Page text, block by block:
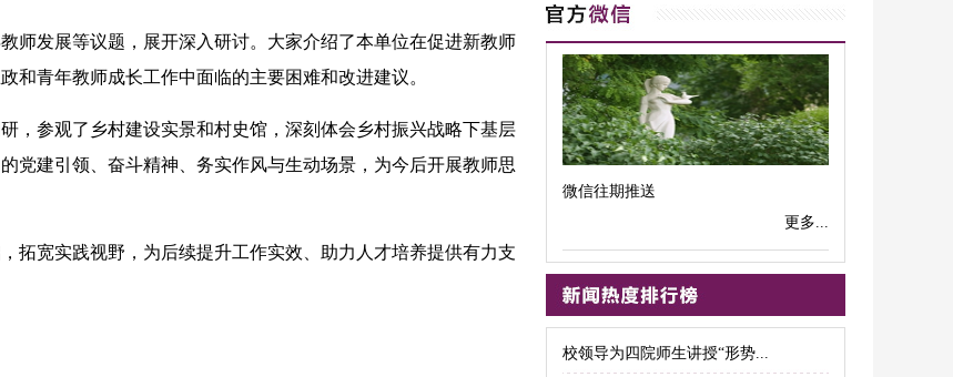
发展等议题，展开深入研讨。大家介绍了本单位在促进新教师
和青年教师成长工作中面临的主要困难和改进建议。
参观了乡村建设实景和村史馆，深刻体会乡村振兴战略下基层
党建引领、奋斗精神、务实作风与生动场景，为今后开展教师思
宽实践视野，为后续提升工作实效、助力人才培养提供有力支
微信往期推送
更多...
校领导为四院师生讲授“形势...